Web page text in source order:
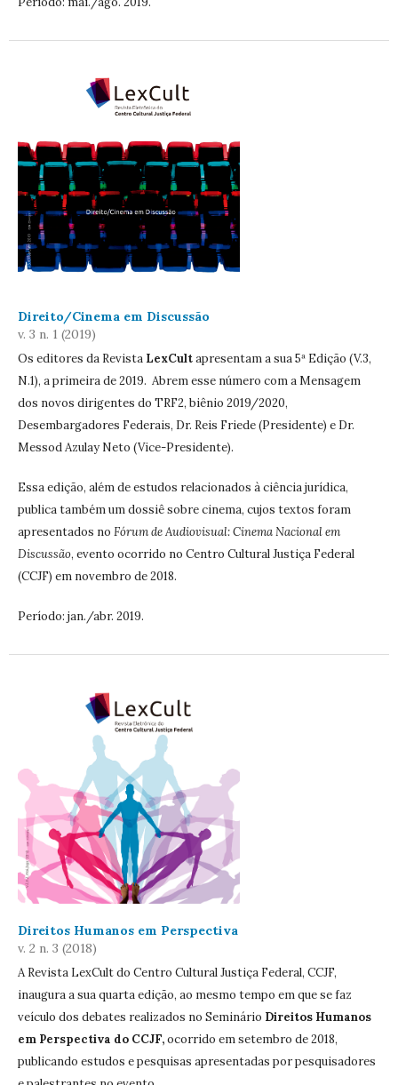
Direito/Cinema em Discussão
v. 3 n. 1 (2019)
Os editores da Revista LexCultapresentam a sua 5ª Edição (V.3,
N.1), a primeira de 2019. Abrem esse número com a Mensagem
dos novos dirigentes do TRF2, biênio 2019/2020,
Desembargadores Federais, Dr. Reis Friede (Presidente) e Dr.
Messod Azulay Neto (Vice-Presidente).
Essa edição, além de estudos relacionados à ciência jurídica,
publica também um dossiê sobre cinema, cujos textos foram
apresentados no Fórum de Audiovisual: Cinema Nacional em
Discussão, evento ocorrido no Centro Cultural Justiça Federal
(CCJF) em novembro de 2018.
Período: jan./abr. 2019.
Direitos Humanos em Perspectiva
v. 2 n. 3 (2018)
A Revista LexCult do Centro Cultural Justiça Federal, CCJF,
inaugura a sua quarta edição, ao mesmo tempo em que se faz
veículo dos debates realizados no Seminário Direitos Humanos
em Perspectiva do CCJF,ocorrido em setembro de 2018,
publicando estudos e pesquisas apresentadas por pesquisadores